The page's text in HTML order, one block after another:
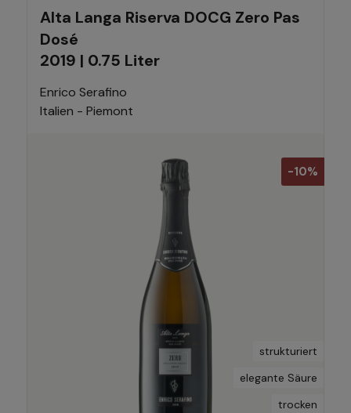
Alta Langa Riserva DOCG Zero Pas
Dosé
2019 | 0.75 Liter
Enrico Serafino
Italien - Piemont
-10%
strukturiert
elegante Säure
trocken